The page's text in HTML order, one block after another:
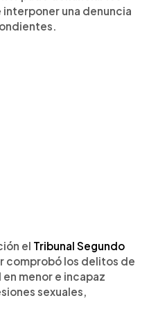
una denuncia
el Tribunal Segundo
comprobó los delitos de
menor e incapaz
sexuales,